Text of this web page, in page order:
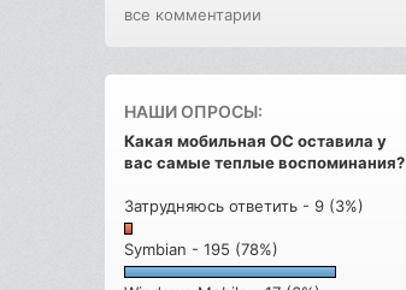
все комментарии
НАШИ ОПРОСЫ:
Какая мобильная ОС оставила у
вас самые теплые воспоминания?
Затрудняюсь ответить - 9 (3%)
Symbian - 195 (78%)